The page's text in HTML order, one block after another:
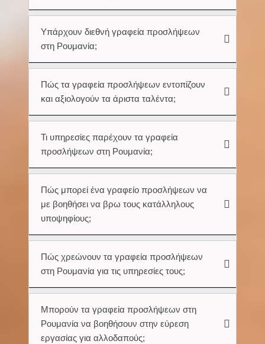
Υπάρχουν διεθνή γραφεία προσλήψεων
στη Ρουμανία;
Πώς τα γραφεία προσλήψεων εντοπίζουν
και αξιολογούν τα άριστα ταλέντα;
Τι υπηρεσίες παρέχουν τα γραφεία
προσλήψεων στη Ρουμανία;
Πώς μπορεί ένα γραφείο προσλήψεων να
με βοηθήσει να βρω τους κατάλληλους
υποψηφίους;
Πώς χρεώνουν τα γραφεία προσλήψεων
στη Ρουμανία για τις υπηρεσίες τους;
Μπορούν τα γραφεία προσλήψεων στη
Ρουμανία να βοηθήσουν στην εύρεση
εργασίας για αλλοδαπούς;